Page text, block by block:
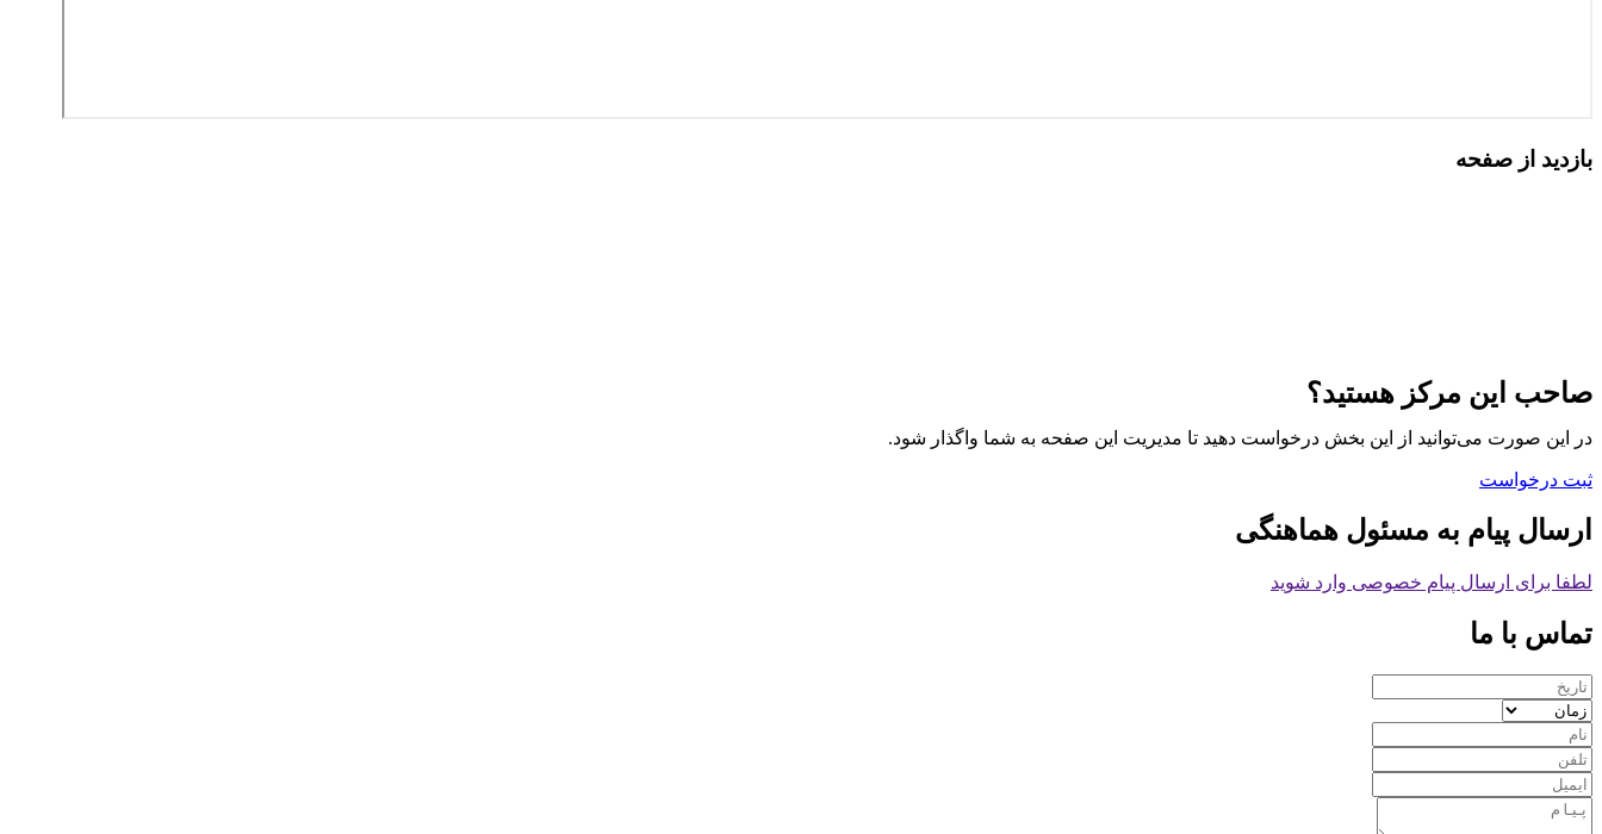
بازدید از صفحه
صاحب این مرکز هستید؟
در این صورت می‌توانید از این بخش درخواست دهید تا مدیریت این صفحه به شما واگذار شود.
ثبت درخواست
ارسال پیام به مسئول هماهنگی
لطفا برای ارسال پیام خصوصی وارد شوید
تماس با ما